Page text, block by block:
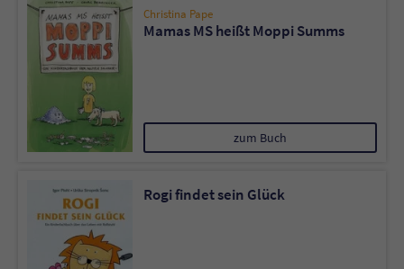
Christina Pape
Mamas MS heißt Moppi Summs
zum Buch
Rogi findet sein Glück
Zweck
Benutzer. Es wird benötigt um z. B. den
Sicherheitscode des Kontaktformulars zu